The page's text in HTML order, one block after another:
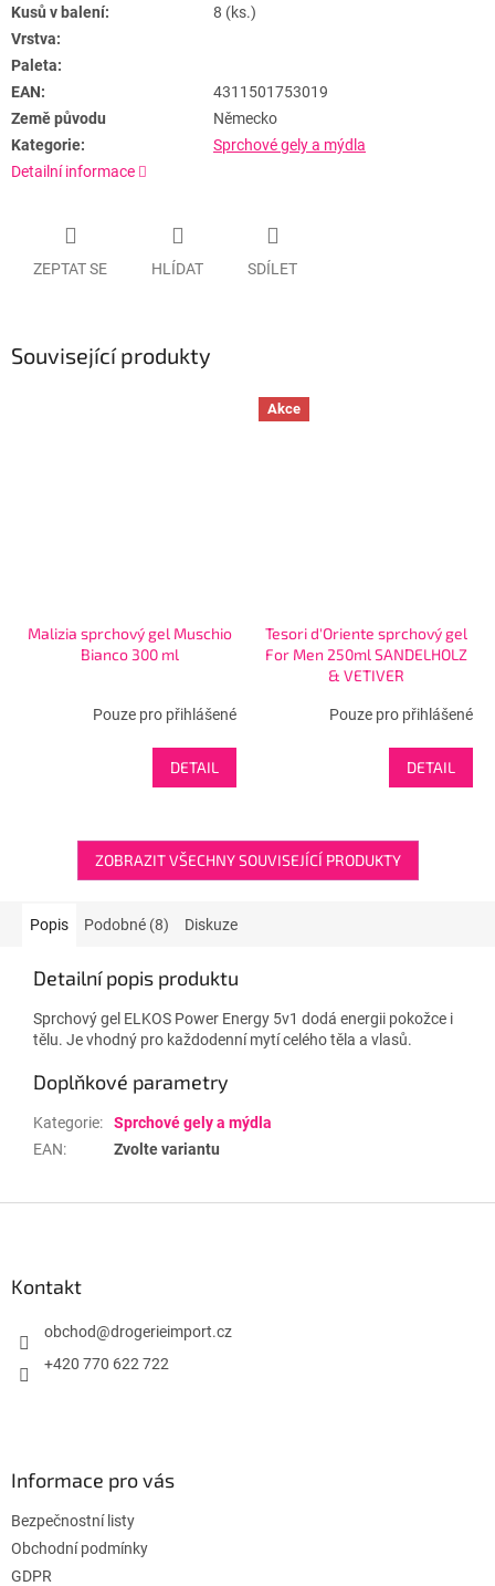
Kusů v balení:
8 (ks.)
Vrstva:
Paleta:
EAN:
4311501753019
Země původu
Německo
Kategorie:
Sprchové gely a mýdla
Detailní informace
ZEPTAT SE HLÍDAT SDÍLET
Související produkty
Malizia sprchový gel Muschio
Bianco 300 ml
Pouze pro přihlášené
DETAIL
Akce
Tesori d'Oriente sprchový gel
For Men 250ml SANDELHOLZ
& VETIVER
Pouze pro přihlášené
DETAIL
ZOBRAZIT VŠECHNY SOUVISEJÍCÍ PRODUKTY
Popis Podobné (8) Diskuze
Detailní popis produktu
Sprchový gel ELKOS Power Energy 5v1 dodá energii pokožce i
tělu. Je vhodný pro každodenní mytí celého těla a vlasů.
Doplňkové parametry
Kategorie:
Sprchové gely a mýdla
EAN: Zvolte variantu
Kontakt
obchod@drogerieimport.cz
+420 770 622 722
Informace pro vás
Bezpečnostní listy
Obchodní podmínky
GDPR